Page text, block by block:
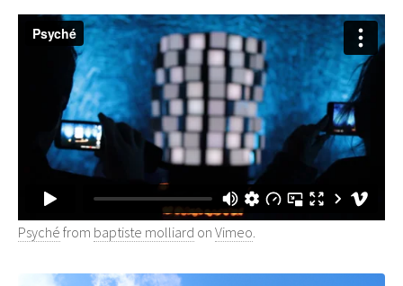
Psyché from baptiste molliard on Vimeo.